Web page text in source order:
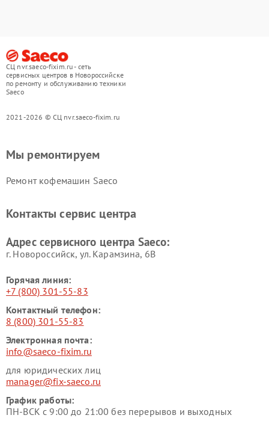
СЦ nvr.saeco-fixim.ru - сеть
сервисных центров в Новороссийске
по ремонту и обслуживанию техники
Saeco
2021-2026 © СЦ nvr.saeco-fixim.ru
Мы ремонтируем
Ремонт кофемашин Saeco
Контакты сервис центра
Адрес сервисного центра Saeco:
г. Новороссийск, ул. Карамзина, 6В
Горячая линия:
+7 (800) 301-55-83
Контактный телефон:
8 (800) 301-55-83
Электронная почта:
info@saeco-fixim.ru
для юридических лиц
manager@fix-saeco.ru
График работы:
ПН-ВСК с 9:00 до 21:00 без перерывов и выходных